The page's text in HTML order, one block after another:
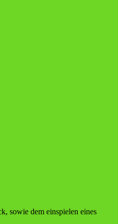
sowie dem einspielen eines